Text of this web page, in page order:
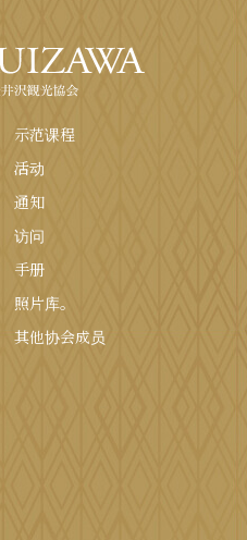
示范课程
活动
通知
访问
手册
照片库。
其他协会成员